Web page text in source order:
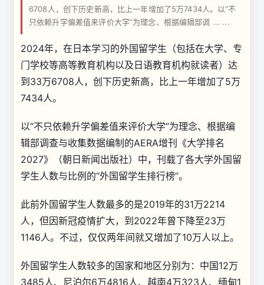
6708人，创下历史新高，比上一年增加了5万7434人。以“不
只依赖升学偏差值来评价大学”为理念、根据编辑部调 ... ...
2024年，在日本学习的外国留学生（包括在大学、专
门学校等高等教育机构以及日语教育机构就读者）达
到33万6708人，创下历史新高，比上一年增加了5万
7434人。
以“不只依赖升学偏差值来评价大学”为理念、根据编
辑部调查与收集数据编制的AERA增刊《大学排名
2027》（朝日新闻出版社）中，刊载了各大学外国留
学生人数与比例的“外国留学生排行榜”。
此前外国留学生人数最多的是2019年的31万2214
人，但因新冠疫情扩大，到2022年曾下降至23万
1146人。不过，仅仅两年间就又增加了10万人以上。
外国留学生人数较多的国家和地区分别为：中国12万
3485人、尼泊尔6万4816人、越南4万323人、缅甸1